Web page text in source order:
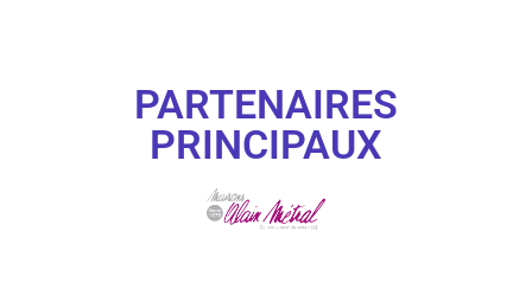
PARTENAIRES
PRINCIPAUX